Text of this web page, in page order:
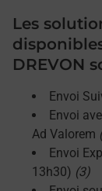
Les
DREVON
Envoi
Envoi
Ad Valorem
Envoi
13h30) (3)